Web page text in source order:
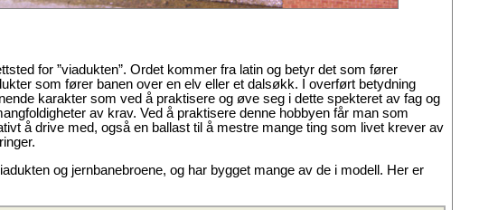
for ”viadukten”. Ordet kommer fra latin og betyr det som fører
som fører banen over en elv eller et dalsøkk. I overført betydning
karakter som ved å praktisere og øve seg i dette spekteret av fag og
av krav. Ved å praktisere denne hobbyen får man som
å drive med, også en ballast til å mestre mange ting som livet krever av
og jernbanebroene, og har bygget mange av de i modell. Her er